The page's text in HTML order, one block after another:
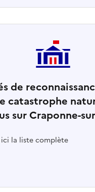
de
catastrophe
sur Craponne-
ici la liste complète